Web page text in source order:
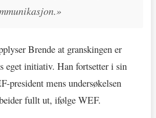
Brende at granskingen er
eget initiativ. Han fortsetter i sin
president mens undersøkelsen
fullt ut, ifølge WEF.